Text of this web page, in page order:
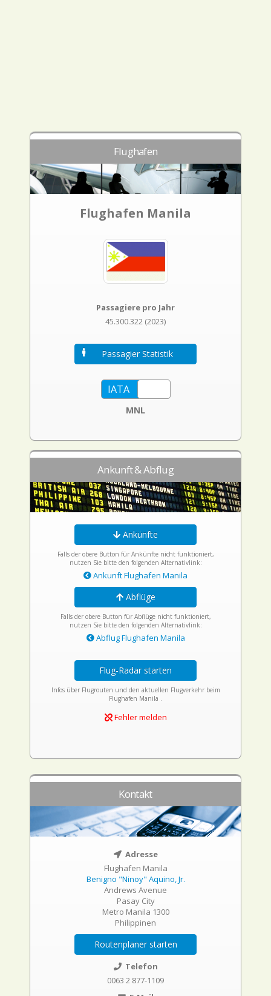
Flughafen
Flughafen Manila
Passagiere pro Jahr
45.300.322 (2023)
Passagier Statistik
MNL
Ankunft & Abflug
Ankünfte
Falls der obere Button für Ankünfte nicht funktioniert,
nutzen Sie bitte den folgenden Alternativlink:
Ankunft Flughafen Manila
Abflüge
Falls der obere Button für Abflüge nicht funktioniert,
nutzen Sie bitte den folgenden Alternativlink:
Abflug Flughafen Manila
Flug-Radar starten
Infos über Flugrouten und den aktuellen Flugverkehr beim
Flughafen Manila .
Fehler melden
Kontakt
Adresse
Flughafen Manila
Benigno "Ninoy" Aquino, Jr.
Andrews Avenue
Pasay City
Metro Manila 1300
Philippinen
Routenplaner starten
Telefon
0063 2 877-1109